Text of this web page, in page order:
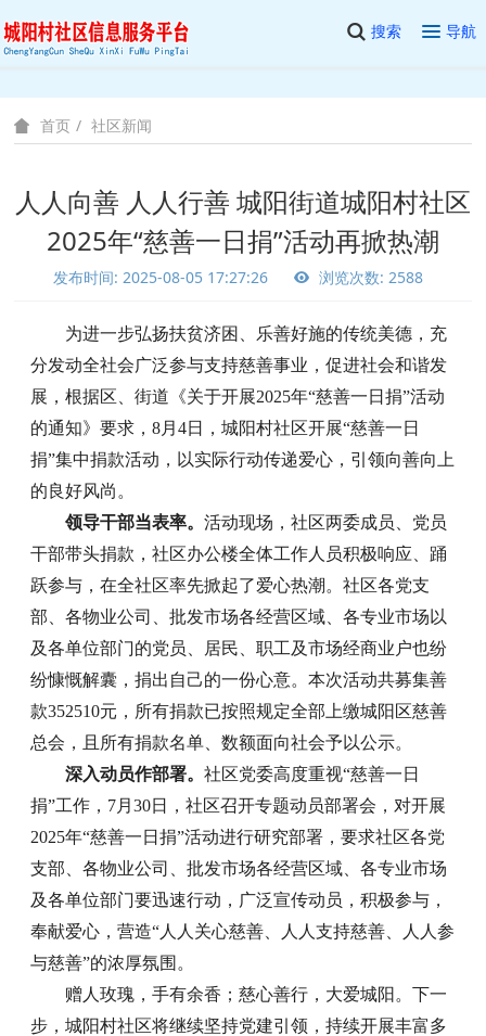
搜索 导航
首页 社区新闻
人人向善 人人行善 城阳街道城阳村社区
2025年“慈善一日捐”活动再掀热潮
发布时间: 2025-08-05 17:27:26 浏览次数: 2588
为进一步弘扬扶贫济困、乐善好施的传统美德，充
分发动全社会广泛参与支持慈善事业，促进社会和谐发
展，根据区、街道《关于开展2025年“慈善一日捐”活动
的通知》要求，8月4日，城阳村社区开展“慈善一日
捐”集中捐款活动，以实际行动传递爱心，引领向善向上
的良好风尚。
领导干部当表率。活动现场，社区两委成员、党员
干部带头捐款，社区办公楼全体工作人员积极响应、踊
跃参与，在全社区率先掀起了爱心热潮。社区各党支
部、各物业公司、批发市场各经营区域、各专业市场以
及各单位部门的党员、居民、职工及市场经商业户也纷
纷慷慨解囊，捐出自己的一份心意。本次活动共募集善
款352510元，所有捐款已按照规定全部上缴城阳区慈善
总会，且所有捐款名单、数额面向社会予以公示。
深入动员作部署。社区党委高度重视“慈善一日
捐”工作，7月30日，社区召开专题动员部署会，对开展
2025年“慈善一日捐”活动进行研究部署，要求社区各党
支部、各物业公司、批发市场各经营区域、各专业市场
及各单位部门要迅速行动，广泛宣传动员，积极参与，
奉献爱心，营造“人人关心慈善、人人支持慈善、人人参
与慈善”的浓厚氛围。
赠人玫瑰，手有余香；慈心善行，大爱城阳。下一
步，城阳村社区将继续坚持党建引领，持续开展丰富多